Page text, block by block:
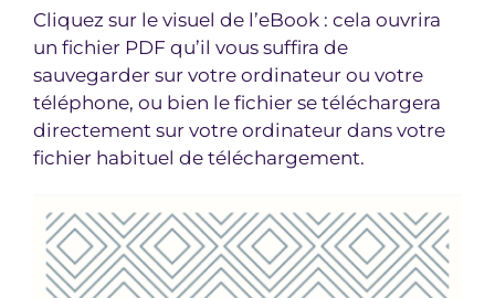
Cliquez sur le visuel de l’eBook : cela ouvrira
un fichier PDF qu’il vous suffira de
sauvegarder sur votre ordinateur ou votre
téléphone, ou bien le fichier se téléchargera
directement sur votre ordinateur dans votre
fichier habituel de téléchargement.